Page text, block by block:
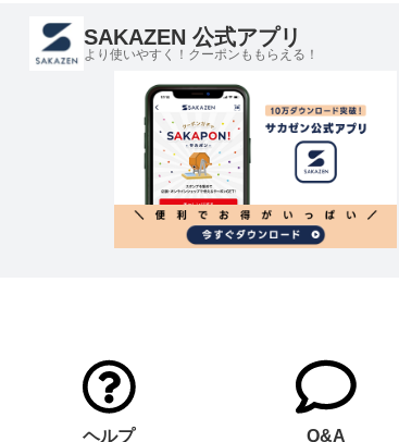
SAKAZEN 公式アプリ
より使いやすく！クーポンももらえる！
ヘルプ Q&A